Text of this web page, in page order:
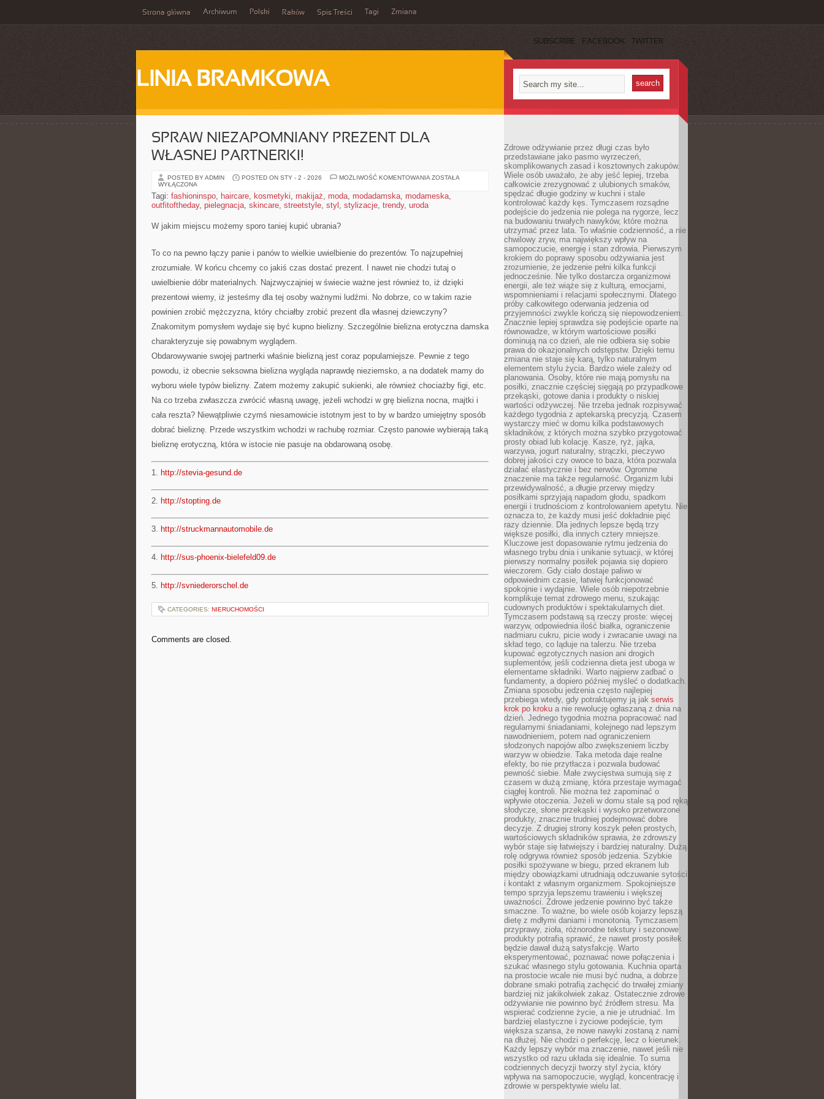
Strona główna Archiwum Polski Raków Spis Treści Tagi Zmiana
SUBSCRIBE FACEBOOK TWITTER
LINIA BRAMKOWA
SPRAW NIEZAPOMNIANY PREZENT DLA
WŁASNEJ PARTNERKI!
POSTED BY ADMIN POSTED ON STY - 2 - 2026 MOŻLIWOŚĆ KOMENTOWANIA SPRAW
DLA
ZOSTAŁA
WYŁĄCZONA
Tagi: fashioninspo, haircare, kosmetyki, makijaż, moda, modadamska, modameska,
outfitoftheday, pielegnacja, skincare, streetstyle, styl , stylizacje, trendy, uroda
W jakim miejscu możemy sporo taniej kupić ubrania?
To co na pewno łączy panie i panów to wielkie uwielbienie do prezentów. To najzupełniej
zrozumiałe. W końcu chcemy co jakiś czas dostać prezent. I nawet nie chodzi tutaj o
uwielbienie dóbr materialnych. Najzwyczajniej w świecie ważne jest również to, iż dzięki
prezentowi wiemy, iż jesteśmy dla tej osoby ważnymi ludźmi. No dobrze, co w takim razie
powinien zrobić mężczyzna, który chciałby zrobić prezent dla własnej dziewczyny?
Znakomitym pomysłem wydaje się być kupno bielizny. Szczególnie bielizna erotyczna damska
charakteryzuje się powabnym wyglądem.
Obdarowywanie swojej partnerki właśnie bielizną jest coraz popularniejsze. Pewnie z tego
powodu, iż obecnie seksowna bielizna wygląda naprawdę nieziemsko, a na dodatek mamy do
wyboru wiele typów bielizny. Zatem możemy zakupić sukienki, ale również chociażby figi, etc.
Na co trzeba zwłaszcza zwrócić własną uwagę, jeżeli wchodzi w grę bielizna nocna, majtki i
cała reszta? Niewątpliwie czymś niesamowicie istotnym jest to by w bardzo umiejętny sposób
dobrać bieliznę. Przede wszystkim wchodzi w rachubę rozmiar. Często panowie wybierają taką
bieliznę erotyczną, która w istocie nie pasuje na obdarowaną osobę.
1. http://stevia-gesund.de
2. http://stopting.de
3. http://struckmannautomobile.de
4. http://sus-phoenix-bielefeld09.de
5. http://svniederorschel.de
CATEGORIES: NIERUCHOMOŚCI
Comments are closed.
Zdrowe odżywianie przez długi czas było
przedstawiane jako pasmo wyrzeczeń,
skomplikowanych zasad i kosztownych zakupów.
Wiele osób uważało, że aby jeść lepiej, trzeba
całkowicie zrezygnować z ulubionych smaków,
spędzać długie godziny w kuchni i stale
kontrolować każdy kęs. Tymczasem rozsądne
podejście do jedzenia nie polega na rygorze, lecz
na budowaniu trwałych nawyków, które można
utrzymać przez lata. To właśnie codzienność, a nie
chwilowy zryw, ma największy wpływ na
samopoczucie, energię i stan zdrowia. Pierwszym
krokiem do poprawy sposobu odżywiania jest
zrozumienie, że jedzenie pełni kilka funkcji
jednocześnie. Nie tylko dostarcza organizmowi
energii, ale też wiąże się z kulturą, emocjami,
wspomnieniami i relacjami społecznymi. Dlatego
próby całkowitego oderwania jedzenia od
przyjemności zwykle kończą się niepowodzeniem.
Znacznie lepiej sprawdza się podejście oparte na
równowadze, w którym wartościowe posiłki
dominują na co dzień, ale nie odbiera się sobie
prawa do okazjonalnych odstępstw. Dzięki temu
zmiana nie staje się karą, tylko naturalnym
elementem stylu życia. Bardzo wiele zależy od
planowania. Osoby, które nie mają pomysłu na
posiłki, znacznie częściej sięgają po przypadkowe
przekąski, gotowe dania i produkty o niskiej
wartości odżywczej. Nie trzeba jednak rozpisywać
każdego tygodnia z aptekarską precyzją. Czasem
wystarczy mieć w domu kilka podstawowych
składników, z których można szybko przygotować
prosty obiad lub kolację. Kasze, ryż, jajka,
warzywa, jogurt naturalny, strączki, pieczywo
dobrej jakości czy owoce to baza, która pozwala
działać elastycznie i bez nerwów. Ogromne
znaczenie ma także regularność. Organizm lubi
przewidywalność, a długie przerwy między
posiłkami sprzyjają napadom głodu, spadkom
energii i trudnościom z kontrolowaniem apetytu. Nie
oznacza to, że każdy musi jeść dokładnie pięć
razy dziennie. Dla jednych lepsze będą trzy
większe posiłki, dla innych cztery mniejsze.
Kluczowe jest dopasowanie rytmu jedzenia do
własnego trybu dnia i unikanie sytuacji, w której
pierwszy normalny posiłek pojawia się dopiero
wieczorem. Gdy ciało dostaje paliwo w
odpowiednim czasie, łatwiej funkcjonować
spokojnie i wydajnie. Wiele osób niepotrzebnie
komplikuje temat zdrowego menu, szukając
cudownych produktów i spektakularnych diet.
Tymczasem podstawą są rzeczy proste: więcej
warzyw, odpowiednia ilość białka, ograniczenie
nadmiaru cukru, picie wody i zwracanie uwagi na
skład tego, co ląduje na talerzu. Nie trzeba
kupować egzotycznych nasion ani drogich
suplementów, jeśli codzienna dieta jest uboga w
elementarne składniki. Warto najpierw zadbać o
fundamenty, a dopiero później myśleć o dodatkach.
Zmiana sposobu jedzenia często najlepiej
przebiega wtedy, gdy potraktujemy ją jak serwis
krok po kroku a nie rewolucję ogłaszaną z dnia na
dzień. Jednego tygodnia można popracować nad
regularnymi śniadaniami, kolejnego nad lepszym
nawodnieniem, potem nad ograniczeniem
słodzonych napojów albo zwiększeniem liczby
warzyw w obiedzie. Taka metoda daje realne
efekty, bo nie przytłacza i pozwala budować
pewność siebie. Małe zwycięstwa sumują się z
czasem w dużą zmianę, która przestaje wymagać
ciągłej kontroli. Nie można też zapominać o
wpływie otoczenia. Jeżeli w domu stale są pod ręką
słodycze, słone przekąski i wysoko przetworzone
produkty, znacznie trudniej podejmować dobre
decyzje. Z drugiej strony koszyk pełen prostych,
wartościowych składników sprawia, że zdrowszy
wybór staje się łatwiejszy i bardziej naturalny. Dużą
rolę odgrywa również sposób jedzenia. Szybkie
posiłki spożywane w biegu, przed ekranem lub
między obowiązkami utrudniają odczuwanie sytości
i kontakt z własnym organizmem. Spokojniejsze
tempo sprzyja lepszemu trawieniu i większej
uważności. Zdrowe jedzenie powinno być także
smaczne. To ważne, bo wiele osób kojarzy lepszą
dietę z mdłymi daniami i monotonią. Tymczasem
przyprawy, zioła, różnorodne tekstury i sezonowe
produkty potrafią sprawić, że nawet prosty posiłek
będzie dawał dużą satysfakcję. Warto
eksperymentować, poznawać nowe połączenia i
szukać własnego stylu gotowania. Kuchnia oparta
na prostocie wcale nie musi być nudna, a dobrze
dobrane smaki potrafią zachęcić do trwałej zmiany
bardziej niż jakikolwiek zakaz. Ostatecznie zdrowe
odżywianie nie powinno być źródłem stresu. Ma
wspierać codzienne życie, a nie je utrudniać. Im
bardziej elastyczne i życiowe podejście, tym
większa szansa, że nowe nawyki zostaną z nami
na dłużej. Nie chodzi o perfekcję, lecz o kierunek.
Każdy lepszy wybór ma znaczenie, nawet jeśli nie
wszystko od razu układa się idealnie. To suma
codziennych decyzji tworzy styl życia, który
wpływa na samopoczucie, wygląd, koncentrację i
zdrowie w perspektywie wielu lat.